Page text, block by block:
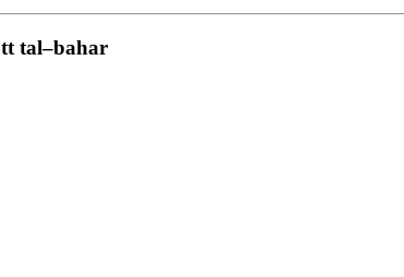
tal–bahar